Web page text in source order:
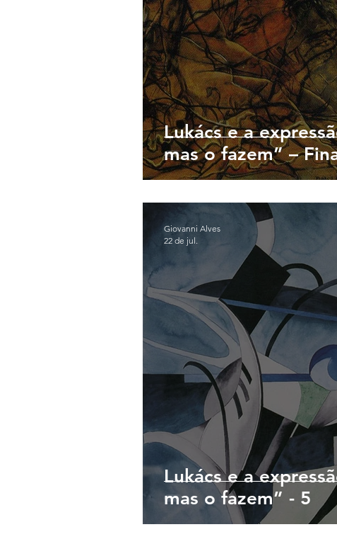
Lukács e a
mas o fazem” –
Lukács e a
mas o fazem” - 5
Giovanni Alves
22 de jul.